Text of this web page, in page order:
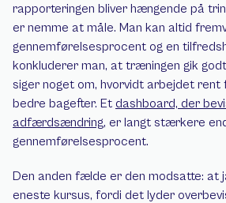
rapporteringen bliver hængende på
er nemme at måle. Man kan altid
gennemførelsesprocent og en
konkluderer man, at træningen gik
siger noget om, hvorvidt arbejdet
bedre bagefter. Et dashboard, der
adfærdsændring, er langt stærkere
gennemførelsesprocent.
Den anden fælde er den modsatte: at
eneste kursus, fordi det lyder